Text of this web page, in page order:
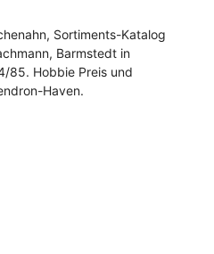
Sortiments-Katalog
Barmstedt in
85. Hobbie Preis und
Haven.